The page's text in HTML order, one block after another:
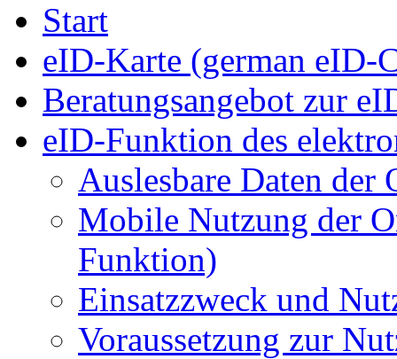
Inhalt
springenStart
eID-Karte (german eID-
Beratungsangebot zur
eID-Funktion des
Auslesbare Daten
Mobile Nutzung der
Funktion)
Einsatzzweck und
Voraussetzung zur